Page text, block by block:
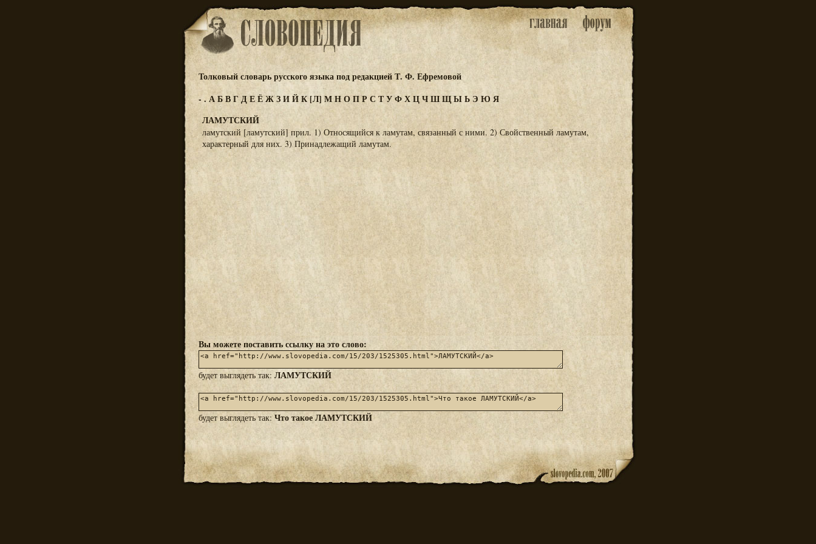
Толковый словарь русского языка под редакцией Т. Ф. Ефремовой
-. АБВГДЕЁЖЗИЙК[Л] МНОПР С ТУФХЦЧШЩЫЬ Э Ю Я
ЛАМУТСКИЙ
ламутский [ламутский] прил. 1) Относящийся к ламутам, связанный с ними. 2) Свойственный ламутам,
характерный для них. 3) Принадлежащий ламутам.
Вы можете поставить ссылку на это слово:
будет выглядеть так: ЛАМУТСКИЙ
будет выглядеть так:Что такое ЛАМУТСКИЙ